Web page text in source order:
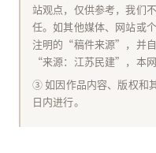
站观点，仅供参考，我们
任。如其他媒体、网站或
注明的“稿件来源”，并
“来源：江苏民建”，本网
③ 如因作品内容、版权和
日内进行。